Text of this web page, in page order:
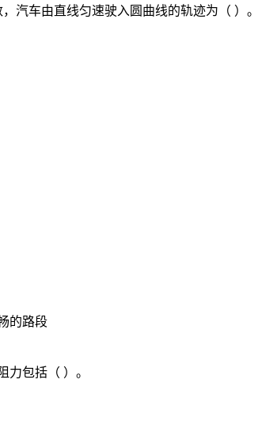
汽车由直线匀速驶入圆曲线的轨迹为（ ）。
的路段
力包括（ ）。